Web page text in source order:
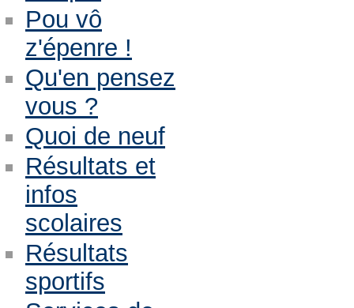
Pou vô
z'épenre !
Qu'en pensez
vous ?
Quoi de neuf
Résultats et
infos
scolaires
Résultats
sportifs